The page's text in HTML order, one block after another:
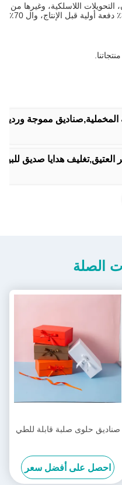
التحويلات اللاسلكية، وغيرها من
الطرق المتفاوضة. عادة، نحن نطلب 30٪ دفعة أولية قبل الإنتاج، وال 70٪
مموجة وردية
العتيق,تغليف هدايا صديق
الصلة
صناديق حلوى صلبة قابلة للطي
احصل على أفضل سعر